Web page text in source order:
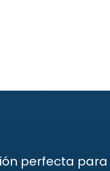
perfecta para